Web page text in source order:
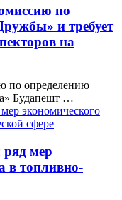
по
и требует
на
по определению
Будапешт …
мер
в топливно-